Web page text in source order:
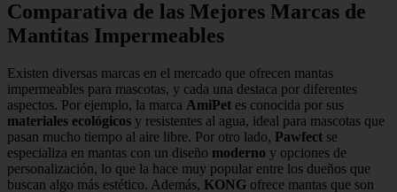
Comparativa de las Mejores Marcas de
Mantitas Impermeables
Existen diversas marcas en el mercado que ofrecen mantas
impermeables para mascotas, y cada una destaca por diferentes
aspectos. Por ejemplo, la marca AmiPet es conocida por sus
materiales ecológicos y resistentes al agua, ideal para mascotas que
pasan mucho tiempo al aire libre. Por otro lado, Pawfect se
especializa en mantas con un diseño moderno y opciones de
personalización, lo que la hace muy popular entre los dueños que
buscan algo más estético. Además, KONG ofrece mantas que son